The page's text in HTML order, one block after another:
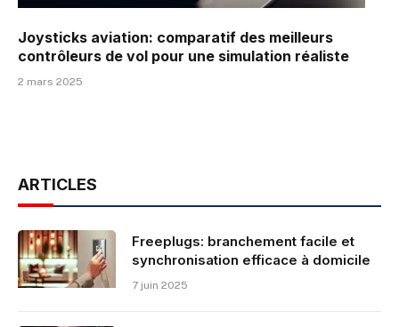
Joysticks aviation: comparatif des meilleurs
contrôleurs de vol pour une simulation réaliste
2 mars 2025
ARTICLES
Freeplugs: branchement facile et
synchronisation efficace à domicile
7 juin 2025